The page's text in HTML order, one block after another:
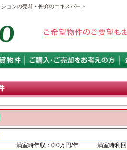
ョンの売却・仲介のエキスパート
満室時年収：0.0万円/年
満室時利